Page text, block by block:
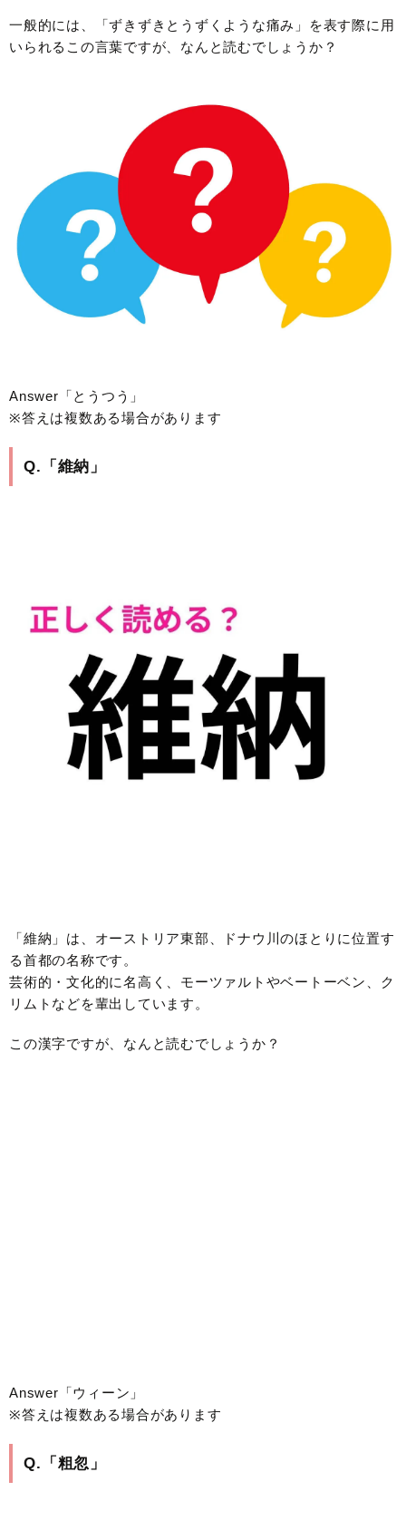
一般的には、「ずきずきとうずくような痛み」を表す際に用
いられるこの言葉ですが、なんと読むでしょうか？
Answer「とうつう」
※答えは複数ある場合があります
Q.「維納」
「維納」は、オーストリア東部、ドナウ川のほとりに位置す
る首都の名称です。
芸術的・文化的に名高く、モーツァルトやベートーベン、ク
リムトなどを輩出しています。
この漢字ですが、なんと読むでしょうか？
Answer「ウィーン」
※答えは複数ある場合があります
Q.「粗忽」